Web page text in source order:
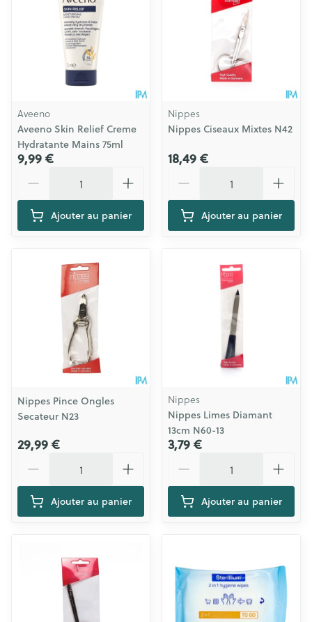
Aveeno
Aveeno Skin Relief Creme
Hydratante Mains 75ml
9,99 €
Ajouter au panier
Nippes
Nippes Ciseaux Mixtes N42
18,49 €
Ajouter au panier
Nippes Pince Ongles
Secateur N23
29,99 €
Ajouter au panier
Nippes
Nippes Limes Diamant
13cm N60-13
3,79 €
Ajouter au panier